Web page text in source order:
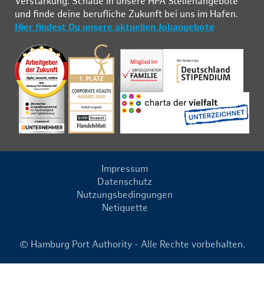
und fin­de deine be­ruf­li­che Zu­kunft bei uns im Ha­fen.
Hier findest Du unsere aktuellen Jobangebote
Impressum
Datenschutz
Nutzungsbedingungen
Netiquette
© Hamburg Port Authority - Alle Rechte vorbehalten.